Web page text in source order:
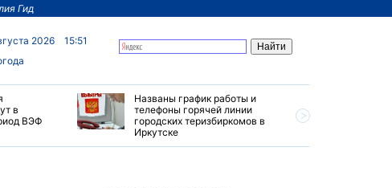
Гид
2026
15:51
в
ВЭФ
Названы график работы и
телефоны горячей линии
городских теризбиркомов в
Иркутске